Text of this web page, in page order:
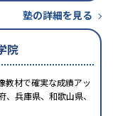
塾の詳細を見る
院
教材で確実な成績アッ
兵庫県、和歌山県、